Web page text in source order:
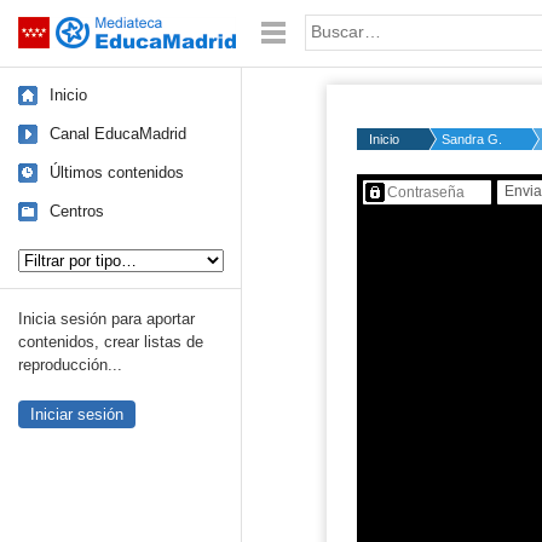
Saltar navegación Palabra o frase:
Inicio
Canal EducaMadrid
Últimos contenidos
Centros
Inicia sesión para aportar
contenidos, crear listas de
reproducción...
Iniciar sesión
Inicio Sandra G.
Contenido protegido…